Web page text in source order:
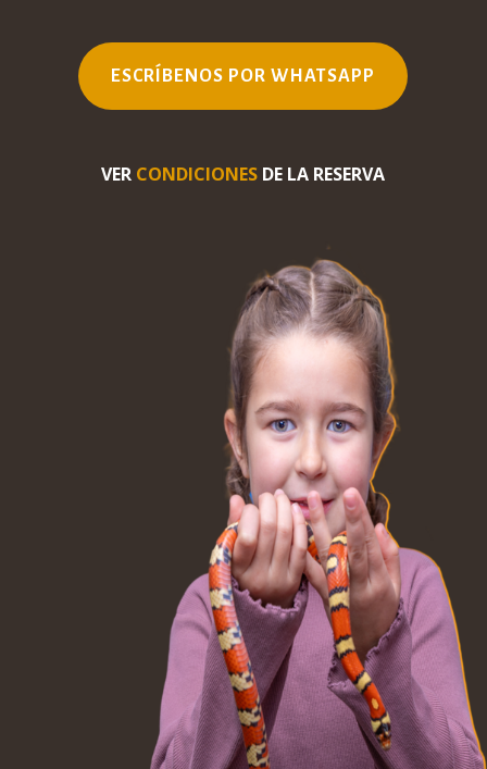
ESCRÍBENOS POR WHATSAPP
VER CONDICIONES DE LA RESERVA